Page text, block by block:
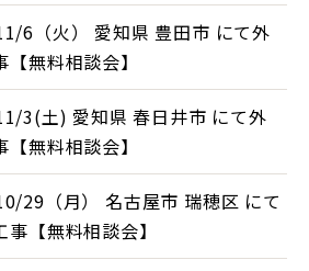
6（火） 愛知県 豊田市 にて外
無料相談会】
3(土) 愛知県 春日井市 にて外
無料相談会】
29（月） 名古屋市 瑞穂区 にて
【無料相談会】